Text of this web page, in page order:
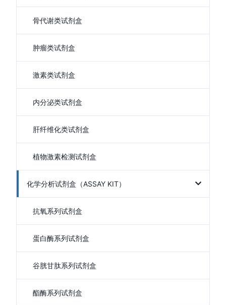
骨代谢类试剂盒
肿瘤类试剂盒
激素类试剂盒
内分泌类试剂盒
肝纤维化类试剂盒
植物激素检测试剂盒
化学分析试剂盒（ASSAY KIT）
抗氧系列试剂盒
蛋白酶系列试剂盒
谷胱甘肽系列试剂盒
酯酶系列试剂盒